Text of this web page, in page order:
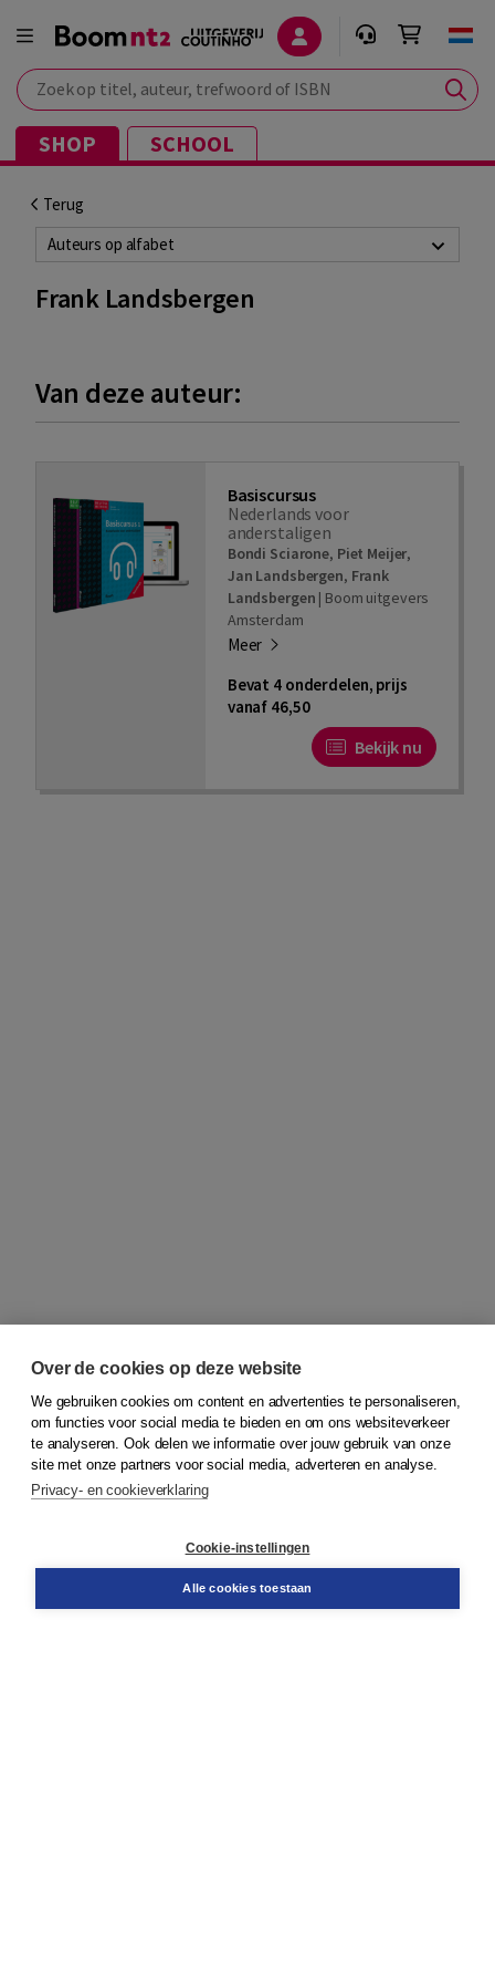
Zoek op titel, auteur, trefwoord of ISBN
SHOP SCHOOL
Terug
Auteurs op alfabet
Frank Landsbergen
Van deze auteur:
Basiscursus
Nederlands voor
anderstaligen
Bondi Sciarone, Piet Meijer,
Jan Landsbergen, Frank
Landsbergen | Boom uitgevers
Amsterdam
Meer
Bevat 4 onderdelen, prijs
vanaf 46,50
Bekijk nu
© 2026Koninklijke Boom uitgevers
Bestellen
Over de cookies op deze website
We gebruiken cookies om content en advertenties te personaliseren,
om functies voor social media te bieden en om ons websiteverkeer
te analyseren. Ook delen we informatie over jouw gebruik van onze
site met onze partners voor social media, adverteren en analyse.
Privacy- en cookieverklaring
Cookie-instellingen
Alle cookies toestaan